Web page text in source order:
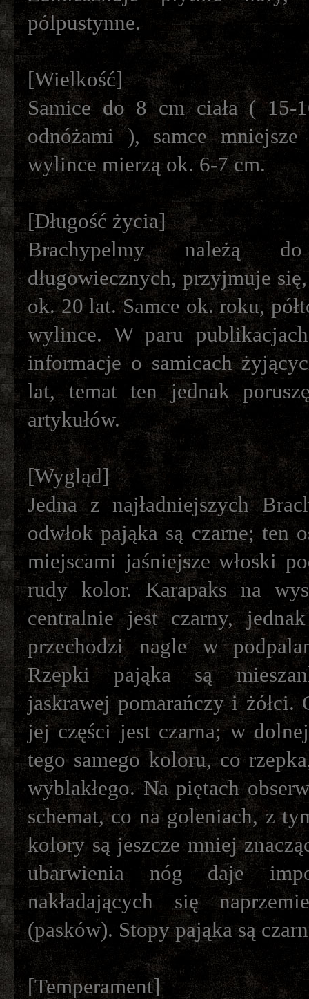
pólpustynne.
[Wielkość]
Samice do 8 cm ciała ( 15-
odnóżami ), samce
wylince mierzą ok. 6-7 cm.
[Długość życia]
Brachypelmy należą
długowiecznych, przyjmuje
ok. 20 lat. Samce ok. roku,
wylince. W paru
informacje o samicach
lat, temat ten jednak
artykułów.
[Wygląd]
Jedna z najładniejszych
odwłok pająka są czarne; ten
miejscami jaśniejsze włoski
rudy kolor. Karapaks na
centralnie jest czarny,
przechodzi nagle w
Rzepki pająka są
jaskrawej pomarańczy i żółci.
jej części jest czarna; w
tego samego koloru, co
wyblakłego. Na piętach
schemat, co na goleniach, z
kolory są jeszcze mniej
ubarwienia nóg daje
nakładających się
(pasków). Stopy pająka są
[Temperament]